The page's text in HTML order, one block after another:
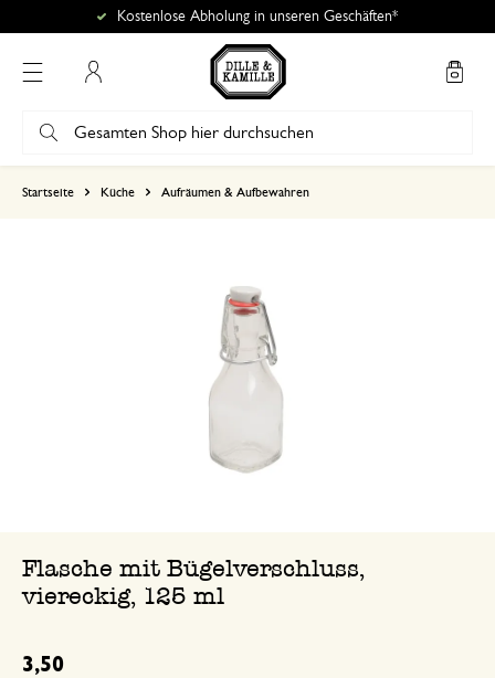
Kostenlose Abholung in unseren Geschäften*
Startseite Küche Aufräumen & Aufbewahren
Flasche mit Bügelverschluss,
viereckig, 125 ml
3,50